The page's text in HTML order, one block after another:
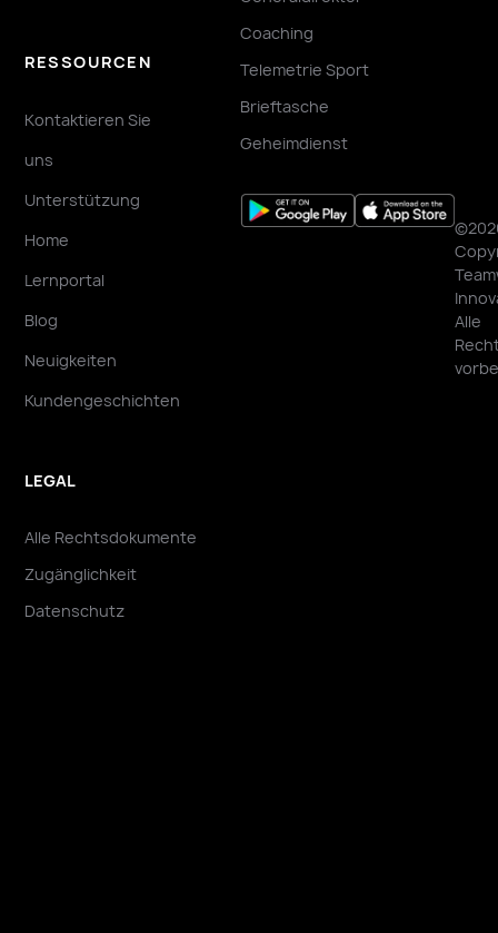
RESSOURCEN
Kontaktieren Sie
uns
Unterstützung
Home
Lernportal
Blog
Neuigkeiten
Kundengeschichten
LEGAL
Alle Rechtsdokumente
Zugänglichkeit
Datenschutz
Coaching
Telemetrie Sport
Brieftasche
Geheimdienst
Alle